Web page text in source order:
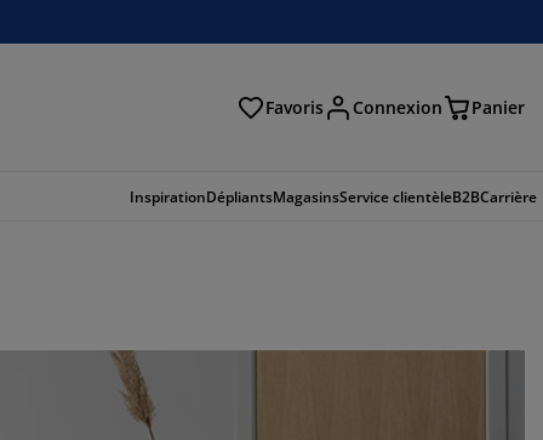
Favoris Connexion Panier
InspirationDépliantsMagasinsService clientèleB2BCarrière